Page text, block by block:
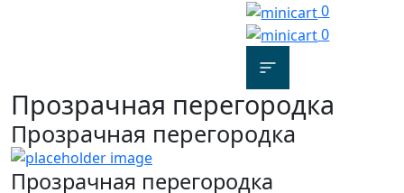
0
0
Прозрачная перегородка
Прозрачная перегородка
Прозрачная перегородка